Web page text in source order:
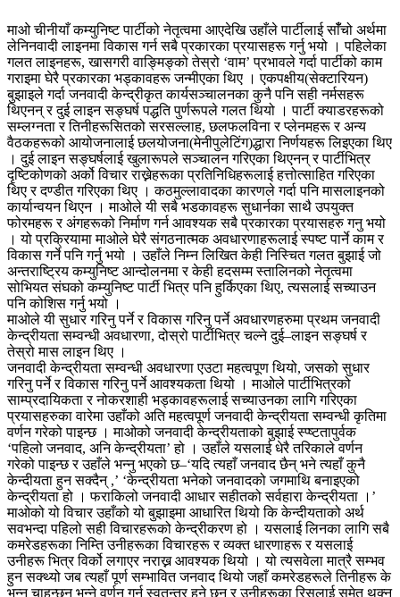
माओ चीनीयाँ कम्युनिष्ट पार्टीको नेतृत्वमा आएदेखि उहाँले पार्टीलाई साँँचो अर्थमा
लेनिनवादी लाइनमा विकास गर्न सबै प्रकारका प्रयासहरू गर्नु भयो । पहिलेका
गलत लाइनहरू, खासगरी वाङ्मिङ्को तेस्रो ‘वाम’ प्रभावले गर्दा पार्टीको काम
गराइमा घेरै प्रकारका भड्कावहरू जन्मीएका थिए । एकपक्षीय(सेक्टारियन)
बुझाइले गर्दा जनवादी केन्द्रीकृत कार्यसञ्चालनका कुनै पनि सही नर्मसहरू
थिएनन् र दुई लाइन सङ्घर्ष पद्धति पुर्णरूपले गलत थियो । पार्टी क्याडरहरूको
सम्लग्नता र तिनीहरूसितको सरसल्लाह, छलफलविना र प्लेनमहरू र अन्य
वैठकहरूको आयोजनालाई छलयोजना(मेनीपुलेटिंग)द्धारा निर्णयहरू लिइएका थिए
। दुई लाइन सङ्घर्षलाई खुलारूपले सञ्चालन गरिएका थिएनन् र पार्टीभित्र
दृष्टिकोणको अर्को विचार राख्नेहरूका प्रतिनिधिहरूलाई हत्तोत्साहित गरिएका
थिए र दण्डीत गरिएका थिए । कठमुल्लावादका कारणले गर्दा पनि मासलाइनको
कार्यान्वयन थिएन । माओले यी सबै भडकावहरू सुधार्नका साथै उपयुक्त
फोरमहरू र अंगहरूको निर्माण गर्न आवश्यक सबै प्रकारका प्रयासहरु गनु भयो
। यो प्रक्रियामा माओले घेरै संगठनात्मक अवधारणाहरूलाई स्पष्ट पार्ने काम र
विकास गर्ने पनि गर्नु भयो । उहाँले निम्न लिखित केही निस्चित गलत बुझाई जो
अन्तराष्ट्रिय कम्युनिष्ट आन्दोलनमा र केही हदसम्म स्तालिनको नेतृत्वमा
सोभियत संघको कम्युनिष्ट पार्टी भित्र पनि हुर्किएका थिए, त्यसलाई सच्याउन
पनि कोशिस गर्नु भयो ।
माओले यी सुधार गरिनु पर्ने र विकास गरिनु पर्ने अवधारणहरुमा प्रथम जनवादी
केन्द्रीयता सम्वन्धी अवधारणा, दोस्रो पार्टीभित्र चल्ने दुई–लाइन सङ्घर्ष र
तेस्रो मास लाइन थिए ।
जनवादी केन्द्रीयता सम्वन्धी अवधारणा एउटा महत्वपूण थियो, जसको सुधार
गरिनु पर्ने र विकास गरिनु पर्ने आवश्यकता थियो । माओले पार्टीभित्रको
साम्प्रदायिकता र नोकरशाही भड्कावहरूलाई सच्याउनका लागि गरिएका
प्रयासहरुका वारेमा उहाँको अति महत्वपूर्ण जनवादी केन्द्रीयता सम्वन्धी कृतिमा
वर्णन गरेको पाइन्छ । माओको जनवादी केन्द्रीयताको बुझाई स्प्ष्टतापुर्वक
‘पहिलो जनवाद, अनि केन्द्रीयता’ हो । उहाँले यसलाई धेरै तरिकाले वर्णन
गरेको पाइन्छ र उहाँले भन्नु भएको छ–‘यदि त्यहाँ जनवाद छैन् भने त्यहाँ कुनै
केन्दीयता हुन सक्दैन् ,’ ‘केन्द्रीयता भनेको जनवादको जगमाथि बनाइएको
केन्द्रीयता हो । फराकिलो जनवादी आधार सहीतको सर्वहारा केन्द्रीयता ।’
माओको यो विचार उहाँको यो बुझाइमा आधारित थियो कि केन्दीयताको अर्थ
सवभन्दा पहिलो सही विचारहरूको केन्द्रीकरण हो । यसलाई लिनका लागि सबै
कमरेडहरूका निम्ति उनीहरूका विचारहरू र व्यक्त धारणाहरू र यसलाई
उनीहरू भित्र विर्को लगाएर नराख्न आवश्यक थियो । यो त्यसवेला मात्रै सम्भव
हुन सक्थ्यो जब त्यहाँ पूर्ण सम्भावित जनवाद थियो जहाँ कमरेडहरूले तिनीहरू के
भन्न चाहन्छन् भन्ने वर्णन गर्न स्वतन्त्र हुने छन् र उनीहरूका रिसलाई समेत थुक्न